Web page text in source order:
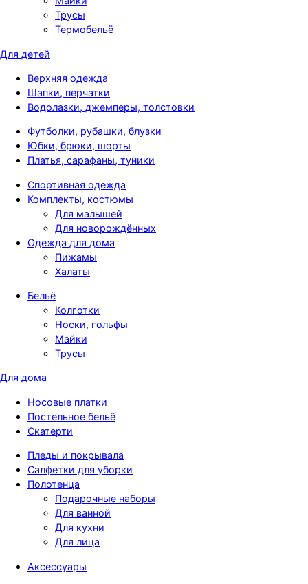
Трусы
Термобельё
Для детей
Верхняя одежда
Шапки, перчатки
Водолазки, джемперы, толстовки
Футболки, рубашки, блузки
Юбки, брюки, шорты
Платья, сарафаны, туники
Спортивная одежда
Комплекты, костюмы
Для малышей
Для новорождённых
Одежда для дома
Пижамы
Халаты
Бельё
Колготки
Носки, гольфы
Майки
Трусы
Для дома
Носовые платки
Постельное бельё
Скатерти
Пледы и покрывала
Салфетки для уборки
Полотенца
Подарочные наборы
Для ванной
Для кухни
Для лица
Аксессуары